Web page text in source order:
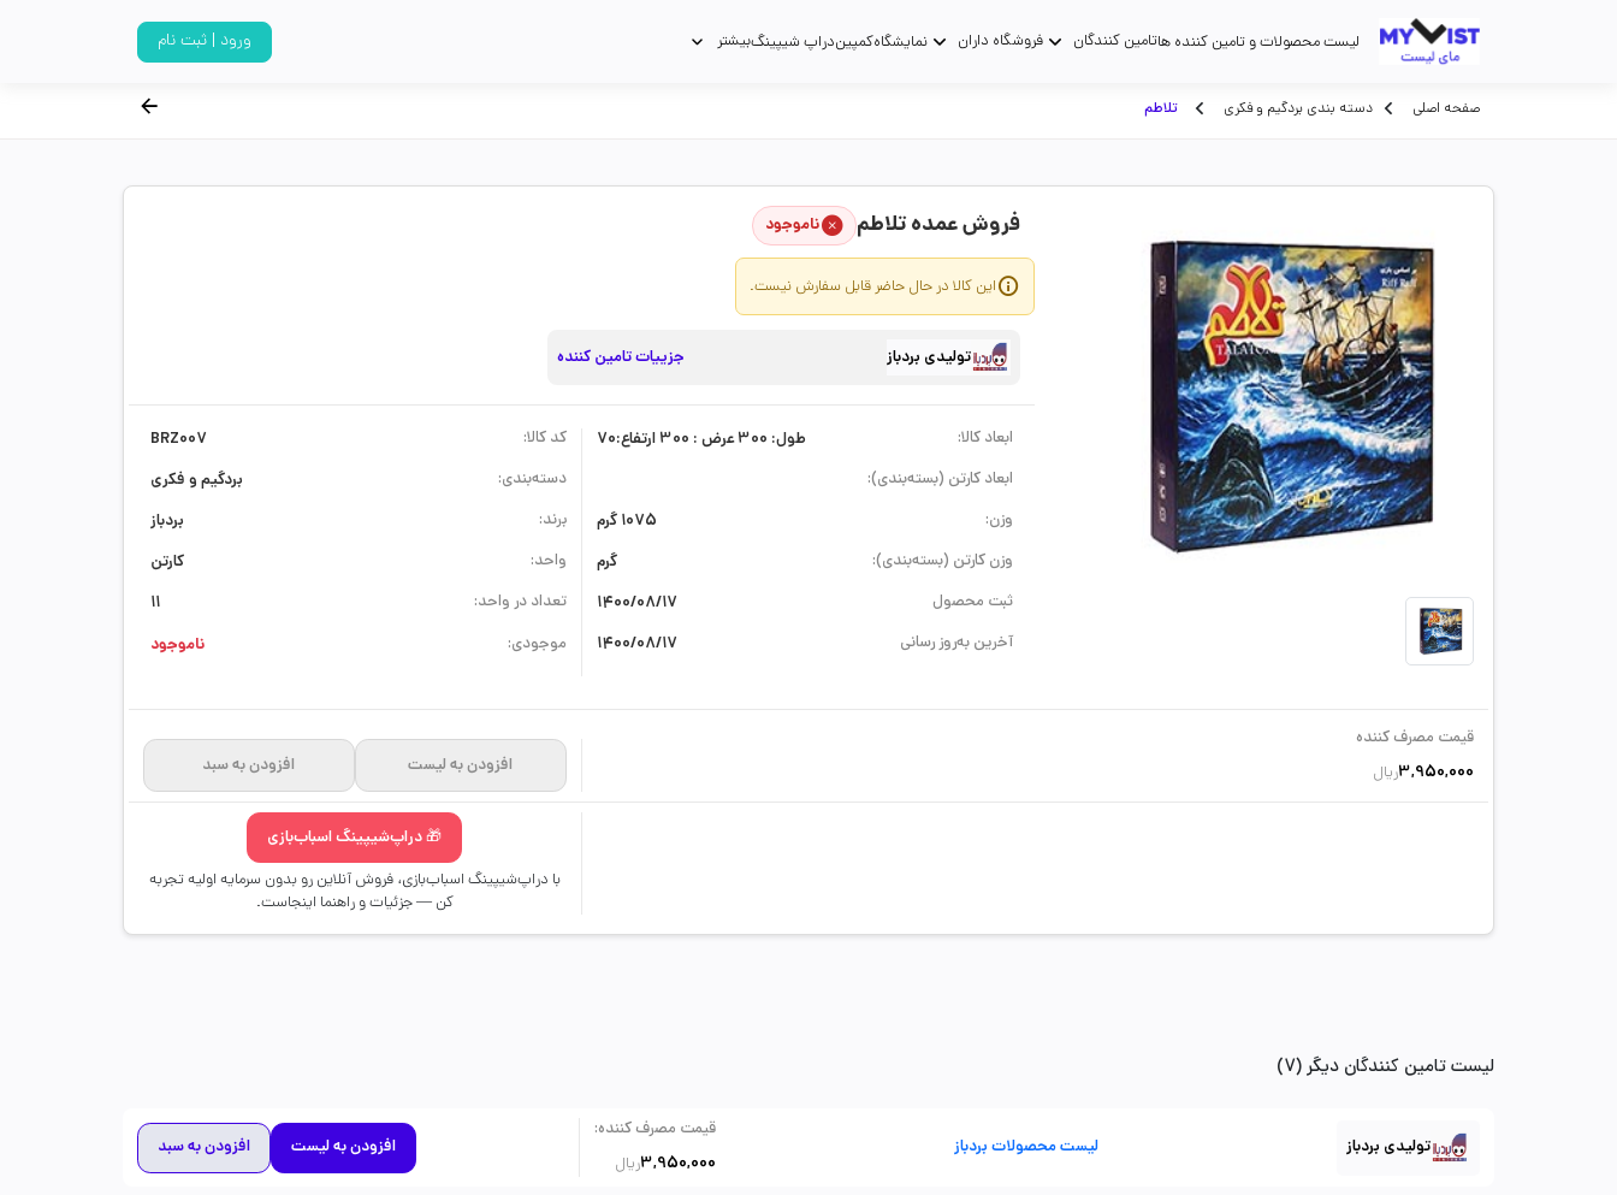
لیست محصولات و تامین کننده هاتامین کنندگان فروشگاه داران نمایشگاهکمپیندراپ شیپینگبیشتر ورود | ثبت نام
صفحه اصلی دسته بندی بردگیم و فکری تلاطم
فروش عمده تلاطم ناموجود
این کالا در حال حاضر قابل سفارش نیست.
تولیدی بردباز جزییات تامین کننده
ابعاد کالا: طول: 300 عرض : 300 ارتفاع:70
ابعاد کارتن (بسته‌بندی):
وزن:
1075 گرم
وزن کارتن (بسته‌بندی): گرم
ثبت محصول 1400/08/17
آخرین به‌روز رسانی 1400/08/17
کد کالا: BRZ007
دسته‌بندی: بردگیم و فکری
برند: بردباز
واحد: کارتن
تعداد در واحد: 11
موجودی: ناموجود
قیمت مصرف کننده
3,950,000ریال افزودن به لیست افزودن به سبد
🎁 دراپ‌شیپینگ اسباب‌بازی
با دراپ‌شیپینگ اسباب‌بازی، فروش آنلاین رو بدون سرمایه اولیه تجربه
کن — جزئیات و راهنما اینجاست.
لیست تامین کنندگان دیگر (7)
تولیدی بردباز لیست محصولات بردباز
قیمت مصرف کننده:
3,950,000ریال
افزودن به لیست افزودن به سبد